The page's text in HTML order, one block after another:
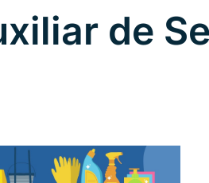
de